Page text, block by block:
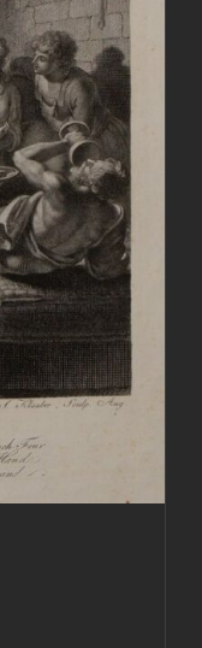
DETTAGLI